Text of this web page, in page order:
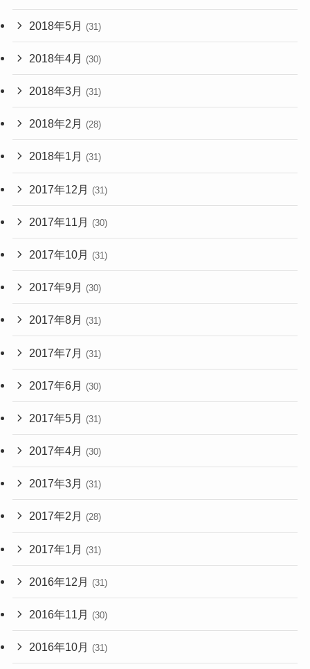
2018年5月 (31)
2018年4月 (30)
2018年3月 (31)
2018年2月 (28)
2018年1月 (31)
2017年12月 (31)
2017年11月 (30)
2017年10月 (31)
2017年9月 (30)
2017年8月 (31)
2017年7月 (31)
2017年6月 (30)
2017年5月 (31)
2017年4月 (30)
2017年3月 (31)
2017年2月 (28)
2017年1月 (31)
2016年12月 (31)
2016年11月 (30)
2016年10月 (31)